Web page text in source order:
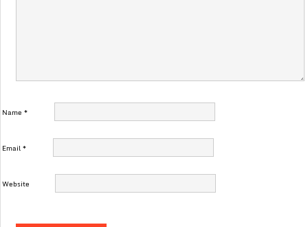
Name*
Email*
Website